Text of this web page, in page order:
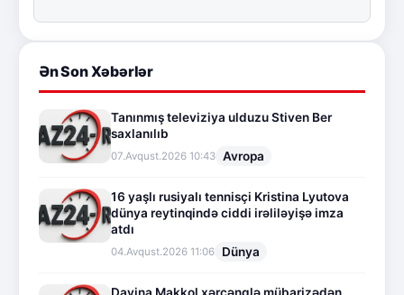
Ən Son Xəbərlər
Tanınmış televiziya ulduzu Stiven Ber
saxlanılıb
07.Avqust.2026 10:43 Avropa
16 yaşlı rusiyalı tennisçi Kristina Lyutova
dünya reytinqində ciddi irəliləyişə imza
atdı
04.Avqust.2026 11:06 Dünya